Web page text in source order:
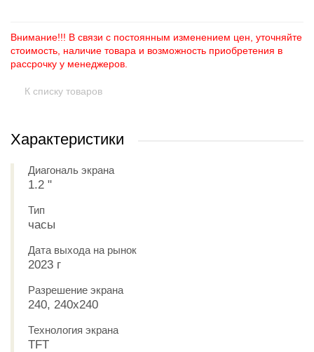
Внимание!!! В связи с постоянным изменением цен, уточняйте
стоимость, наличие товара и возможность приобретения в
рассрочку у менеджеров.
К списку товаров
Характеристики
Диагональ экрана
1.2 "
Тип
часы
Дата выхода на рынок
2023 г
Разрешение экрана
240, 240x240
Технология экрана
TFT